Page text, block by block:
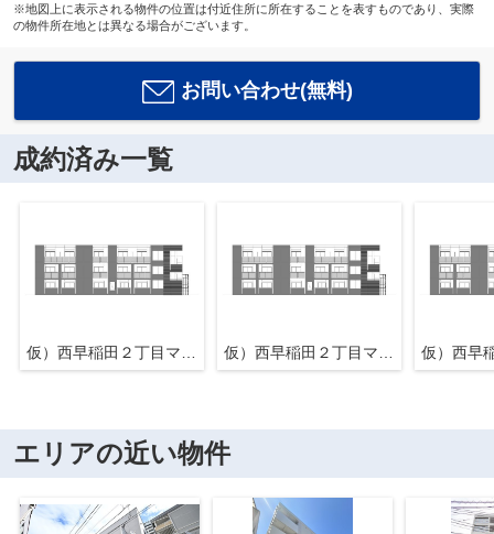
※地図上に表示される物件の位置は付近住所に所在することを表すものであり、実際
の物件所在地とは異なる場合がございます。
お問い合わせ(無料)
成約済み一覧
エリアの近い物件